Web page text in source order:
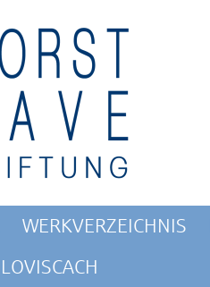
WERKVERZEICHNIS